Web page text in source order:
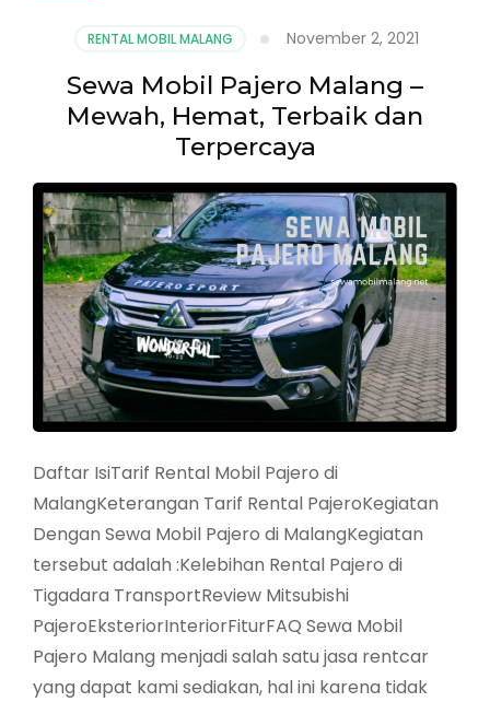
RENTAL MOBIL MALANG November 2, 2021
Sewa Mobil Pajero Malang –
Mewah, Hemat, Terbaik dan
Terpercaya
Daftar IsiTarif Rental Mobil Pajero di
MalangKeterangan Tarif Rental PajeroKegiatan
Dengan Sewa Mobil Pajero di MalangKegiatan
tersebut adalah :Kelebihan Rental Pajero di
Tigadara TransportReview Mitsubishi
PajeroEksteriorInteriorFiturFAQ Sewa Mobil
Pajero Malang menjadi salah satu jasa rentcar
yang dapat kami sediakan, hal ini karena tidak